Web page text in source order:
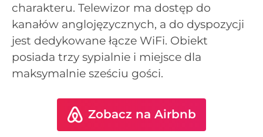
charakteru. Telewizor ma dostęp do
kanałów anglojęzycznych, a do dyspozycji
jest dedykowane łącze WiFi. Obiekt
posiada trzy sypialnie i miejsce dla
maksymalnie sześciu gości.
Zobacz na Airbnb